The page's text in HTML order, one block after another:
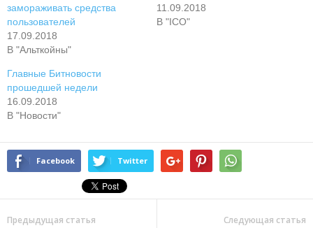
замораживать средства
пользователей
17.09.2018
В "Альткойны"
11.09.2018
В "ICO"
Главные Битновости
прошедшей недели
16.09.2018
В "Новости"
Facebook Twitter
Предыдущая статья Следующая статья